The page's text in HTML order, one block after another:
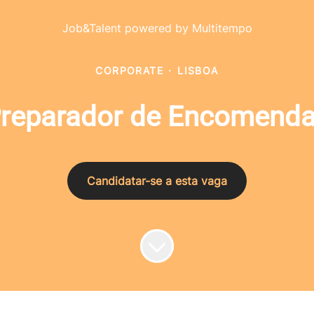
Job&Talent powered by Multitempo
CORPORATE · LISBOA
de
Candidatar-se a esta vaga